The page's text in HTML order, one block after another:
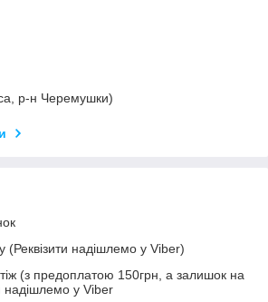
р-н Черемушки)
(Реквізити надішлемо у Viber)
(з предоплатою 150грн, а залишок на
надішлемо у Viber